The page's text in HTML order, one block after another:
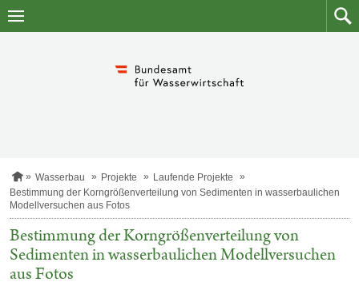
Zum
Zum
S
t
a
t
s
e
t
Wasserbau Projekte
Laufende Projekte
Bestimmung der Korngrößenverteilung von Sedimenten in wasserbaulichen
Modellversuchen aus Fotos
Bestimmung der Korngrößenverteilung von
Sedimenten in wasserbaulichen Modellversuchen
aus Fotos